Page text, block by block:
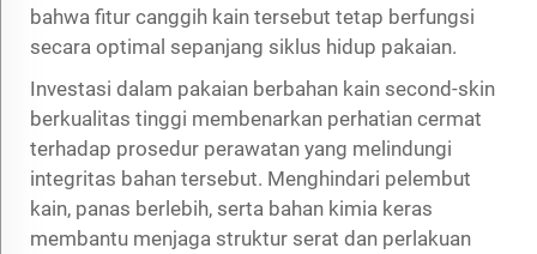
bahwa fitur canggih kain tersebut tetap berfungsi
secara optimal sepanjang siklus hidup pakaian.
Investasi dalam pakaian berbahan kain second-skin
berkualitas tinggi membenarkan perhatian cermat
terhadap prosedur perawatan yang melindungi
integritas bahan tersebut. Menghindari pelembut
kain, panas berlebih, serta bahan kimia keras
membantu menjaga struktur serat dan perlakuan